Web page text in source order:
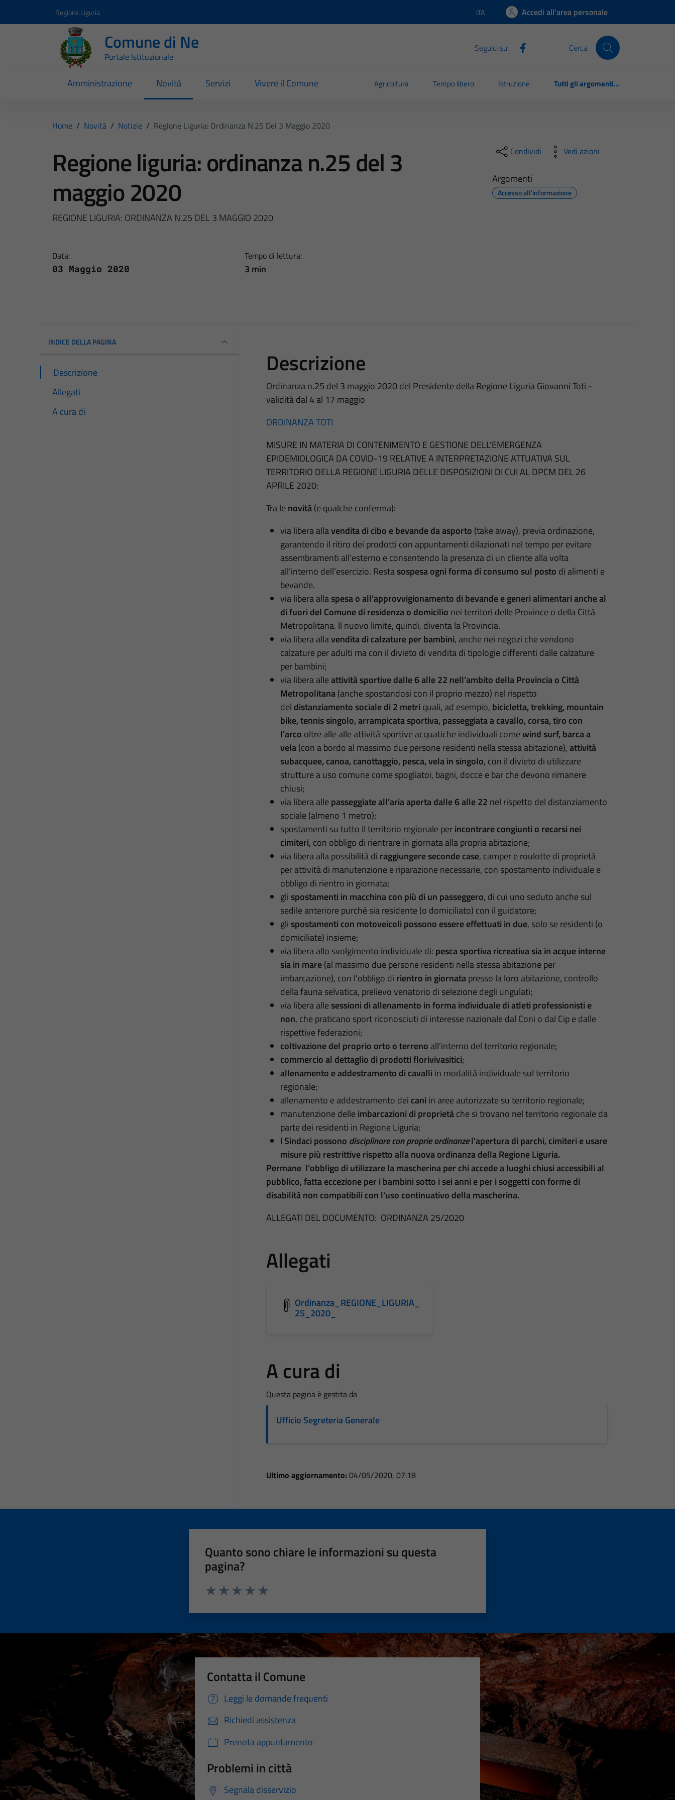
Regione Liguria Lingua attiva:
ITA Accedi all'area personale
Comune di Ne
Portale Istituzionale
Seguici su: Cerca
Amministrazione Novità Servizi Vivere il Comune Agricoltura Tempo libero Istruzione Tutti gli argomenti...
Home / Novità / Notizie / Regione Liguria: Ordinanza N.25 Del 3 Maggio 2020
Regione liguria: ordinanza n.25 del 3
maggio 2020
REGIONE LIGURIA: ORDINANZA N.25 DEL 3 MAGGIO 2020
Data:
03 Maggio 2020
Tempo di lettura:
3 min
Condividi Vedi azioni
Argomenti
Accesso all'informazione
INDICE DELLA PAGINA
Descrizione
Allegati
A cura di
Descrizione
Ordinanza n.25 del 3 maggio 2020 del Presidente della Regione Liguria Giovanni Toti -
validità dal 4 al 17 maggio
ORDINANZA TOTI
MISURE IN MATERIA DI CONTENIMENTO E GESTIONE DELL'EMERGENZA
EPIDEMIOLOGICA DA COVID-19 RELATIVE A INTERPRETAZIONE ATTUATIVA SUL
TERRITORIO DELLA REGIONE LIGURIA DELLE DISPOSIZIONI DI CUI AL DPCM DEL 26
APRILE 2020:
Tra le novità(e qualche conferma):
via libera allavendita di cibo e bevande da asporto (take away), previa ordinazione,
garantendo il ritiro dei prodotti con appuntamenti dilazionati nel tempo per evitare
assembramenti all’esterno e consentendo la presenza di un cliente alla volta
all’interno dell’esercizio. Restasospesa ogni forma di consumo sul posto di alimenti e
bevande.
via libera allaspesa o all’approvvigionamento di bevande e generi alimentarianche al
di fuori del Comune di residenza o domicilio nei territori delle Province o della Città
Metropolitana. Il nuovo limite, quindi, diventa la Provincia.
via libera allavendita di calzature per bambini, anche nei negozi che vendono
calzature per adulti ma con il divieto di vendita di tipologie differenti dalle calzature
per bambini;
via libera alleattività sportive dalle 6 alle 22 nell’ambito della Provincia o Città
Metropolitana(anche spostandosi con il proprio mezzo) nel rispetto
del distanziamento sociale di 2 metri quali, ad esempio, bicicletta, trekking, mountain
bike, tennis singolo, arrampicata sportiva, passeggiata a cavallo, corsa, tiro con
l’arco oltre alle alle attività sportive acquatiche individuali comewind surf, barca a
vela(con a bordo al massimo due persone residenti nella stessa abitazione),attività
subacquee, canoa, canottaggio, pesca, vela in singolo, con il divieto di utilizzare
strutture a uso comune come spogliatoi, bagni, docce e bar che devono rimanere
chiusi;
via libera alle passeggiate all’aria aperta dalle 6 alle 22 nel rispetto del distanziamento
sociale (almeno 1 metro);
spostamenti su tutto il territorio regionale perincontrare congiunti o recarsi nei
cimiteri, con obbligo di rientrare in giornata alla propria abitazione;
via libera alla possibilità di raggiungere seconde case, camper e roulotte di proprietà
per attività di manutenzione e riparazione necessarie, con spostamento individuale e
obbligo di rientro in giornata;
gli spostamenti in macchina con più di un passeggero, di cui uno seduto anche sul
sedile anteriore purché sia residente (o domiciliato) con il guidatore;
gli spostamenti con motoveicoli possono essere effettuati in due, solo se residenti (o
domiciliate) insieme;
via libera allo svolgimento individuale di: pesca sportiva ricreativa sia in acque interne
sia in mare(al massimo due persone residenti nella stessa abitazione per
imbarcazione), con l’obbligo di rientro in giornatapresso la loro abitazione, controllo
della fauna selvatica, prelievo venatorio di selezione degli ungulati;
via libera alle sessioni di allenamento in forma individuale di atleti professionisti e
non, che praticano sport riconosciuti di interesse nazionale dal Coni o dal Cip e dalle
rispettive federazioni;
coltivazione del proprio orto o terreno all’interno del territorio regionale;
commercio al dettaglio di prodotti florivivasitici;
allenamento e addestramento di cavalli in modalità individuale sul territorio
regionale;
allenamento e addestramento dei cani in aree autorizzate su territorio regionale;
manutenzione delle imbarcazioni di proprietàche si trovano nel territorio regionale da
parte dei residenti in Regione Liguria;
I Sindaci possono disciplinare con proprie ordinanzel'apertura di parchi, cimiteri e usare
misure più restrittive rispetto alla nuova ordinanza della Regione Liguria.
Permane l'obbligo di utilizzare la mascherina per chi accede a luoghi chiusi accessibili al
pubblico, fatta eccezione per i bambini sotto i sei anni e per i soggetti con forme di
disabilità non compatibili con l'uso continuativo della mascherina.
ALLEGATI DEL DOCUMENTO: ORDINANZA 25/2020
Allegati
Ordinanza_REGIONE_LIGURIA_
25_2020_
A cura di
Questa pagina è gestita da
Ufficio Segreteria Generale
Ultimo aggiornamento: 04/05/2020, 07:18
Quanto sono chiare le informazioni su questa
pagina?
Contatta il Comune
Leggi le domande frequenti
Richiedi assistenza
Prenota appuntamento
Problemi in città
Segnala disservizio